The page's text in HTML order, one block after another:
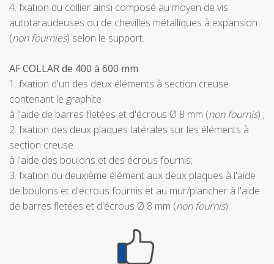
4. fxation du collier ainsi composé au moyen de vis
autotaraudeuses ou de chevilles métalliques à expansion
(non fournies) selon le support.
AF COLLAR de 400 à 600 mm
1. fxation d'un des deux éléments à section creuse
contenant le graphite
à l'aide de barres fletées et d'écrous Ø 8 mm (non fournis) ;
2. fxation des deux plaques latérales sur les éléments à
section creuse
à l'aide des boulons et des écrous fournis;
3. fxation du deuxième élément aux deux plaques à l'aide
de boulons et d'écrous fournis et au mur/plancher à l'aide
de barres fletées et d'écrous Ø 8 mm (non fournis).